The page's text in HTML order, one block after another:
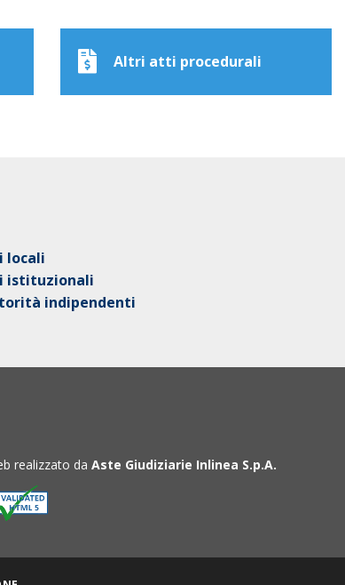
Altri atti procedurali
locali
istituzionali
indipendenti
realizzato da Aste Giudiziarie Inlinea S.p.A.